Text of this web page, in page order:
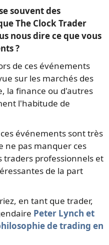
souvent des
The Clock Trader
nous dire ce que vous
?
de ces événements
sur les marchés des
la finance ou d'autres
l'habitude de
événements sont très
ne pas manquer ces
traders professionnels et
de la part
en tant que trader,
Peter Lynch et
de trading en